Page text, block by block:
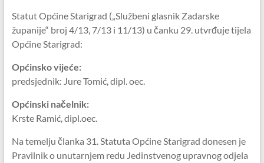
Statut Općine Starigrad („Službeni glasnik Zadarske
županije“ broj 4/13, 7/13 i 11/13) u čanku 29. utvrđuje tijela
Općine Starigrad:
Općinsko vijeće:
predsjednik: Jure Tomić, dipl. oec.
Općinski načelnik:
Krste Ramić, dipl.oec.
Na temelju članka 31. Statuta Općine Starigrad donesen je
Pravilnik o unutarnjem redu Jedinstvenog upravnog odjela